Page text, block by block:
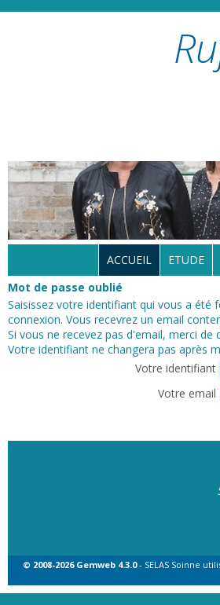
ACCUEIL ETUDE
Mot de passe oublié
Saisissez votre identifiant qui vous a été
connexion. Vous recevrez un email
Si vous ne recevez pas d'email, merci
Votre identifiant ne changera pas après
Votre identifiant
Votre email
© 2008-2026 Gemweb 4.3.0- SELAS Soinne